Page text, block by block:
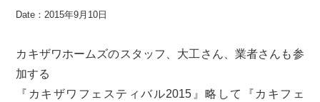
Date：2015年9月10日
カキザワホームズのスタッフ、大工さん、業者さんも参
加する
『カキザワフェスティバル2015』略して『カキフェ